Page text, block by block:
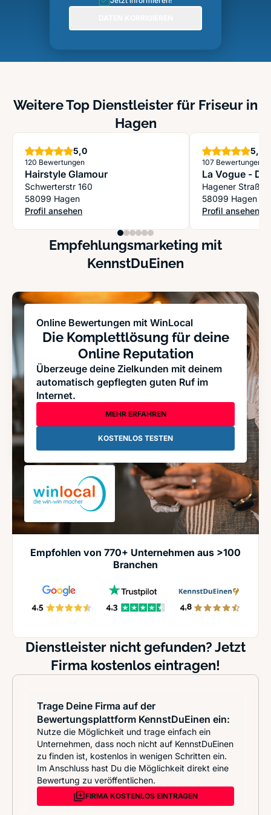
Weitere Top Dienstleister für Friseur in
Hagen
5,0Sterne
120 Bewertungen
Hairstyle Glamour
Schwerterstr 160
58099 Hagen
Profil ansehen
: Hairstyle Glamour
5,0
107 Bewertungen
La Vogue -
Hagener Straße
58099 Hagen
Profil ansehen
: La Vogue -
Empfehlungsmarketing mit
KennstDuEinen
Online Bewertungen mit WinLocal
Die Komplettlösung für deine
Online Reputation
Überzeuge deine Zielkunden mit deinem
automatisch gepflegten guten Ruf im
Internet.
MEHR ERFAHREN
KOSTENLOS TESTEN
Empfohlen von 770+ Unternehmen aus >100
Branchen
Dienstleister nicht gefunden? Jetzt
Firma kostenlos eintragen!
Trage Deine Firma auf der
Bewertungsplattform KennstDuEinen ein:
Nutze die Möglichkeit und trage einfach ein
Unternehmen, dass noch nicht auf KennstDuEinen
zu finden ist, kostenlos in wenigen Schritten ein.
Im Anschluss hast Du die Möglichkeit direkt eine
Bewertung zu veröffentlichen.
FIRMA KOSTENLOS EINTRAGEN